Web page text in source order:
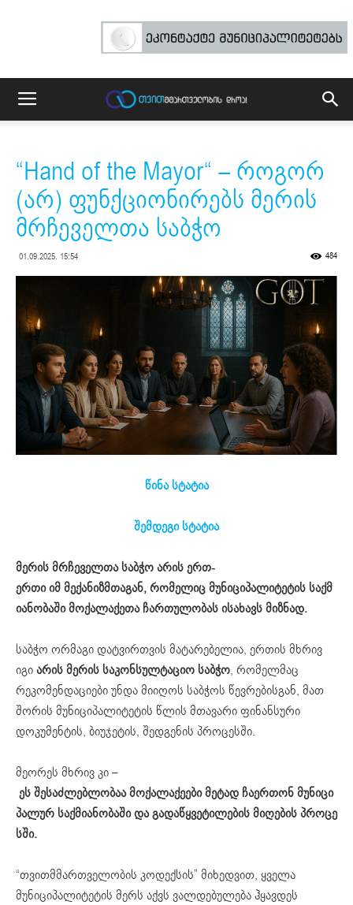
“Hand of the Mayor“ – როგორ
(არ) ფუნქციონირებს მერის
მრჩეველთა საბჭო
01.09.2025. 15:54 484
წინა სტატია
შემდეგი სტატია
მერისმრჩეველთა საბჭოარისერთ-
ერთიიმმექანიზმთაგან,რომელიცმუნიციპალიტეტის საქმ
იანობაშიმოქალაქეთა ჩართულობასისახავსმიზნად.
საბჭო ორმაგი დატვირთვის მატარებელია, ერთის მხრივ
იგიარისმერის საკონსულტაციო საბჭო, რომელმაც
რეკომენდაციები უნდა მიიღოს საბჭოს წევრებისგან, მათ
შორის მუნიციპალიტეტის წლის მთავარი ფინანსური
დოკუმენტის, ბიუჯეტის, შედგენის პროცესში.
მეორეს მხრივ კი –
ესშესაძლებლობაამოქალაქეებიმეტად ჩაერთონმუნიცი
პალურ საქმიანობაშიდაგადაწყვეტილებისმიღებისპროცე
სში.
“თვითმმართველობის კოდექსის” მიხედვით, ყველა
მუნიციპალიტეტის მერს აქვს ვალდებულება ჰყავდეს